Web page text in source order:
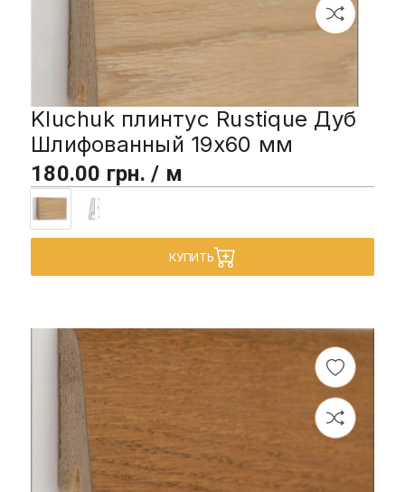
Kluchuk плинтус Rustique Дуб
Шлифованный 19х60 мм
180.00 грн. / м
КУПИТЬ